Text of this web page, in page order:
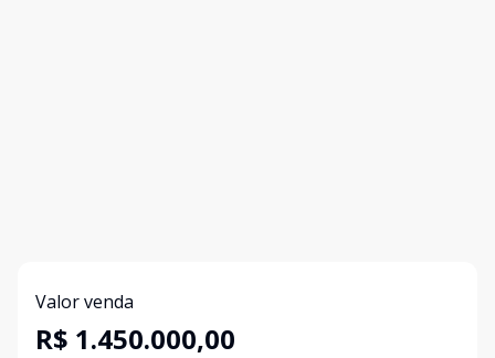
Valor venda
R$ 1.450.000,00